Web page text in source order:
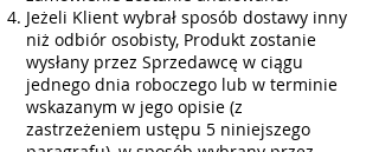
Jeżeli Klient wybrał sposób dostawy inny
niż odbiór osobisty, Produkt zostanie
wysłany przez Sprzedawcę w ciągu
jednego dnia roboczego lub w terminie
wskazanym w jego opisie (z
zastrzeżeniem ustępu 5 niniejszego